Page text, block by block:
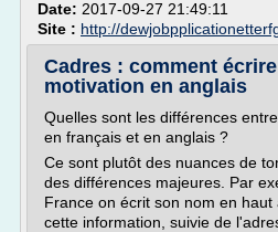
Date: 2017-09-27 21:49:11
Site : http://
Cadres : comment
motivation en anglais
Quelles sont les différences
en français et en anglais ?
Ce sont plutôt des nuances de
des différences majeures. Par
France on écrit son nom en haut
cette information, suivie de